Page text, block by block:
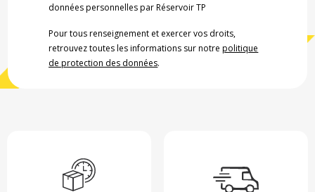
données personnelles par Réservoir TP
Pour tous renseignement et exercer vos droits,
retrouvez toutes les informations sur notrepolitique
de protection des données.